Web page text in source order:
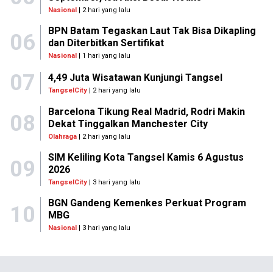
Nasional| 2 hari yang lalu
06
BPN Batam Tegaskan Laut Tak Bisa Dikapling
dan Diterbitkan Sertifikat
Nasional| 1 hari yang lalu
07 4,49 Juta Wisatawan Kunjungi Tangsel
TangselCity | 2 hari yang lalu
08
Barcelona Tikung Real Madrid, Rodri Makin
Dekat Tinggalkan Manchester City
Olahraga| 2 hari yang lalu
09
SIM Keliling Kota Tangsel Kamis 6 Agustus
2026
TangselCity| 3 hari yang lalu
10
BGN Gandeng Kemenkes Perkuat Program
MBG
Nasional| 3 hari yang lalu